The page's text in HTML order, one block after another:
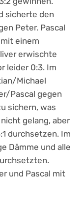
sicherte den
Peter. Pascal
einem
erwischte
leider 0:3. Im
Michael
Pascal gegen
sichern, was
gelang, aber
durchsetzen. Im
Dämme und alle
und Pascal mit